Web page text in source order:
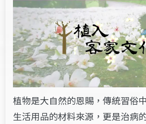
植物是大自然的恩賜，傳統習俗
生活用品的材料來源，更是治病